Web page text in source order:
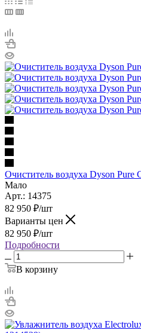
Очиститель воздуха Dyson Pure
Мало
Арт.: 14375
82 950 ₽/шт
Варианты цен
82 950 ₽/шт
Подробности
В корзину